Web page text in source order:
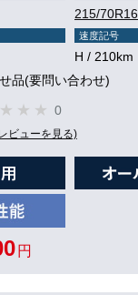
215/70R16
速度記号
H / 210km
品(要問い合わせ)
0
ビューを見る)
円